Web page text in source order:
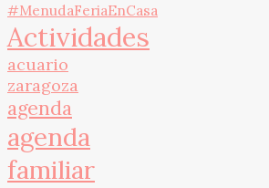
#MenudaFeriaEnCasa
Actividades
acuario
zaragoza
agenda
agenda
familiar